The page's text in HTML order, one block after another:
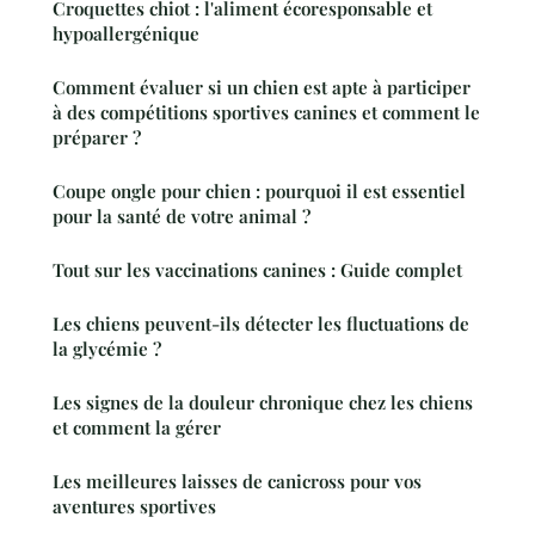
Croquettes chiot : l'aliment écoresponsable et
hypoallergénique
Comment évaluer si un chien est apte à participer
à des compétitions sportives canines et comment le
préparer ?
Coupe ongle pour chien : pourquoi il est essentiel
pour la santé de votre animal ?
Tout sur les vaccinations canines : Guide complet
Les chiens peuvent-ils détecter les fluctuations de
la glycémie ?
Les signes de la douleur chronique chez les chiens
et comment la gérer
Les meilleures laisses de canicross pour vos
aventures sportives